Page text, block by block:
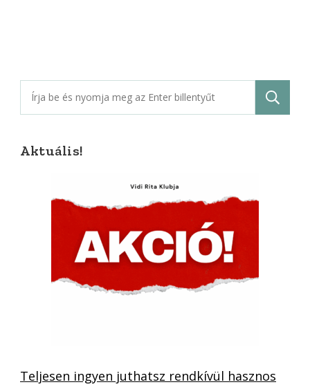
Keresés:
Aktuális!
Teljesen ingyen juthatsz rendkívül hasznos